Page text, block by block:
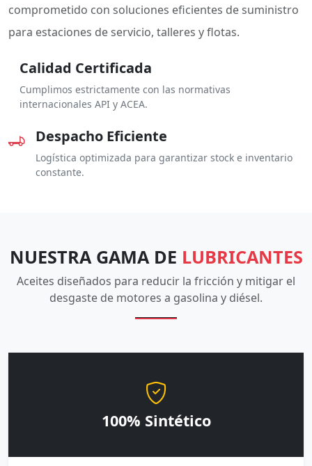
comprometido con soluciones eficientes de suministro
para estaciones de servicio, talleres y flotas.
Calidad Certificada
Cumplimos estrictamente con las normativas
internacionales API y ACEA.
Despacho Eficiente
Logística optimizada para garantizar stock e inventario
constante.
NUESTRA GAMA DE LUBRICANTES
Aceites diseñados para reducir la fricción y mitigar el
desgaste de motores a gasolina y diésel.
100% Sintético